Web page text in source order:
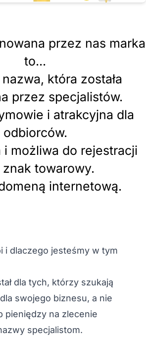
przez nas marka
to...
która została
przez specjalistów.
i atrakcyjna dla
odbiorców.
i możliwa do rejestracji
znak towarowy.
internetową.
i dlaczego jesteśmy w tym
dla tych, którzy szukają
swojego biznesu, a nie
pieniędzy na zlecenie
specjalistom.